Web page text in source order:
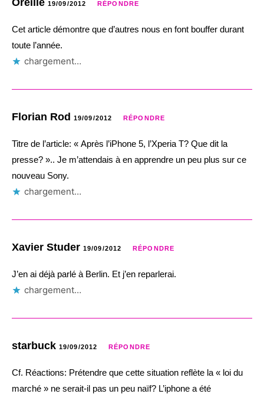
Oreille 19/09/2012 RÉPONDRE
Cet article démontre que d’autres nous en font bouffer durant
toute l’année.
chargement…
Florian Rod 19/09/2012 RÉPONDRE
Titre de l’article: « Après l’iPhone 5, l’Xperia T? Que dit la
presse? ».. Je m’attendais à en apprendre un peu plus sur ce
nouveau Sony.
chargement…
Xavier Studer 19/09/2012 RÉPONDRE
J’en ai déjà parlé à Berlin. Et j’en reparlerai.
chargement…
starbuck 19/09/2012 RÉPONDRE
Cf. Réactions: Prétendre que cette situation reflète la « loi du
marché » ne serait-il pas un peu naïf? L’iphone a été